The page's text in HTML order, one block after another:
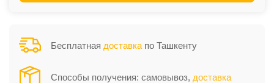
Бесплатная доставка по Ташкенту
Способы получения: самовывоз, доставка